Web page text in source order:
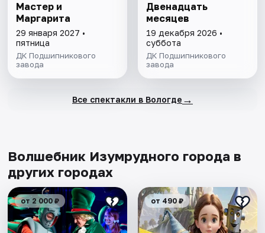
Мастер и
Маргарита
29 января 2027 •
пятница
ДК Подшипникового
завода
Двенадцать
месяцев
19 декабря 2026 •
суббота
ДК Подшипникового
завода
Все спектакли в Вологде →
Волшебник Изумрудного города в
других городах
от 2 000 ₽ от 490 ₽